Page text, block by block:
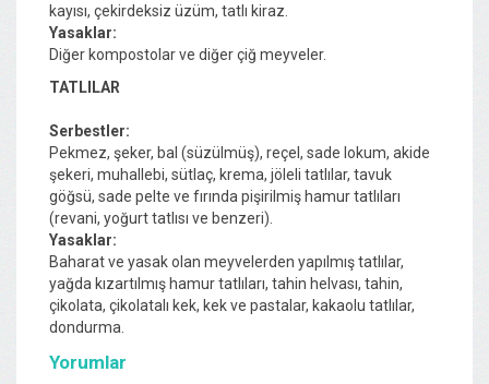
kayısı, çekirdeksiz üzüm, tatlı kiraz.
Yasaklar:
Diğer kompostolar ve diğer çiğ meyveler.
TATLILAR
Serbestler:
Pekmez, şeker, bal (süzülmüş), reçel, sade lokum, akide
şekeri, muhallebi, sütlaç, krema, jöleli tatlılar, tavuk
göğsü, sade pelte ve fırında pişirilmiş hamur tatlıları
(revani, yoğurt tatlısı ve benzeri).
Yasaklar:
Baharat ve yasak olan meyvelerden yapılmış tatlılar,
yağda kızartılmış hamur tatlıları, tahin helvası, tahin,
çikolata, çikolatalı kek, kek ve pastalar, kakaolu tatlılar,
dondurma.
Yorumlar